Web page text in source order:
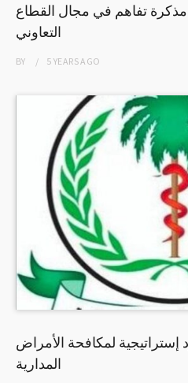
مذكرة تفاهم في مجال القطاع
التعاوني
BY 5 YEARSAGO
لمكافحة الأمراض
المدارية